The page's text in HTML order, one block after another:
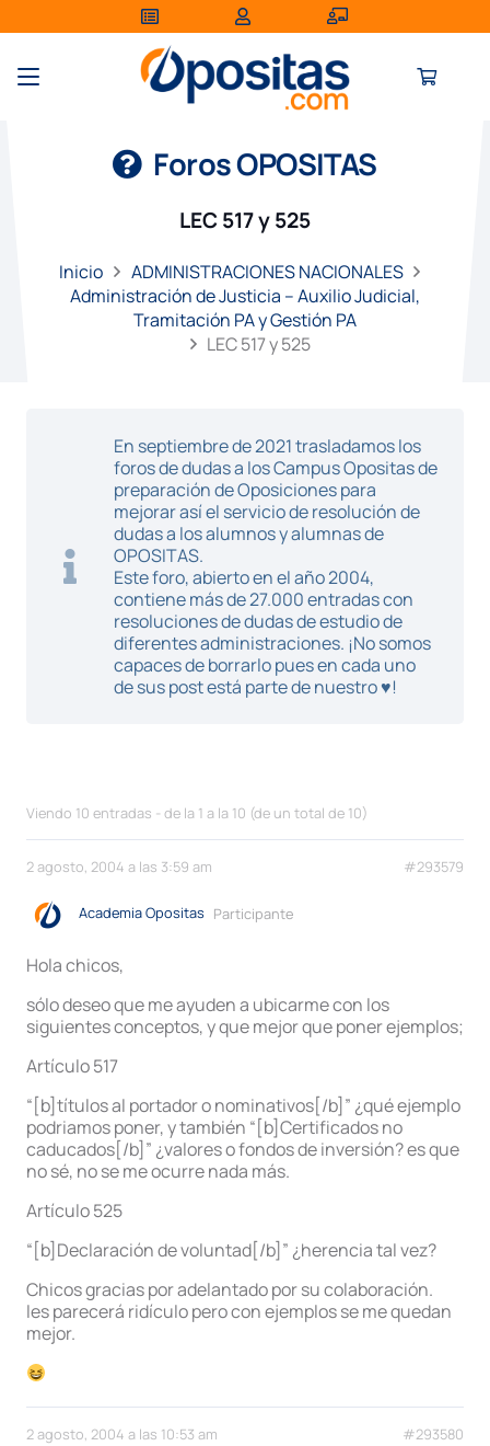
Foros OPOSITAS
LEC 517 y 525
Inicio
ADMINISTRACIONES NACIONALES
Administración de Justicia – Auxilio Judicial,
Tramitación PA y Gestión PA
LEC 517 y 525
En septiembre de 2021 trasladamos los
foros de dudas a los Campus Opositas de
preparación de Oposiciones para
mejorar así el servicio de resolución de
dudas a los alumnos y alumnas de
OPOSITAS.
Este foro, abierto en el año 2004,
contiene más de 27.000 entradas con
resoluciones de dudas de estudio de
diferentes administraciones. ¡No somos
capaces de borrarlo pues en cada uno
de sus post está parte de nuestro ♥!
Viendo 10 entradas - de la 1 a la 10 (de un total de 10)
2 agosto, 2004 a las 3:59 am #293579
Academia Opositas Participante
Hola chicos,
sólo deseo que me ayuden a ubicarme con los
siguientes conceptos, y que mejor que poner ejemplos;
Artículo 517
“[b]títulos al portador o nominativos[/b]” ¿qué ejemplo
podriamos poner, y también “[b]Certificados no
caducados[/b]” ¿valores o fondos de inversión? es que
no sé, no se me ocurre nada más.
Artículo 525
“[b]Declaración de voluntad[/b]” ¿herencia tal vez?
Chicos gracias por adelantado por su colaboración.
les parecerá ridículo pero con ejemplos se me quedan
mejor.
2 agosto, 2004 a las 10:53 am #293580